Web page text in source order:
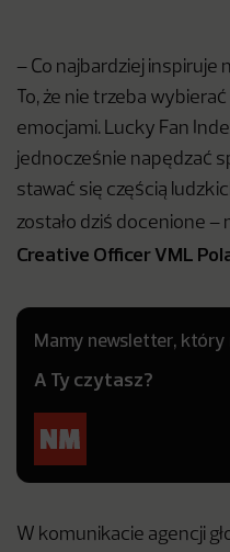
– Co najbardziej inspiruje
To, że nie trzeba
emocjami. Lucky Fan
jednocześnie napędzać
stawać się częścią
zostało dziś docenione –
Creative Officer VML
Mamy newsletter, który
A Ty czytasz?
W komunikacie agencji